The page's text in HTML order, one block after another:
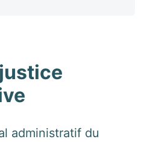
administratif du